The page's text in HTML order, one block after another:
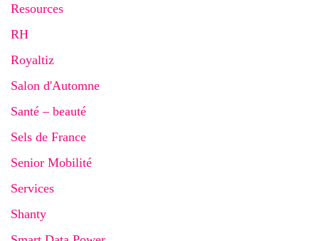
Resources
RH
Royaltiz
Salon d'Automne
Santé – beauté
Sels de France
Senior Mobilité
Services
Shanty